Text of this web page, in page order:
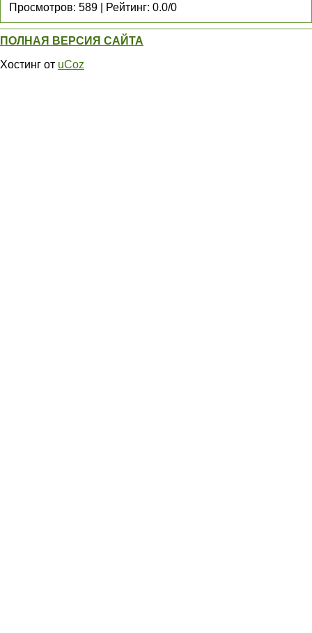
Просмотров: 589 Рейтинг: 0.0/0
ПОЛНАЯ ВЕРСИЯ САЙТА
Хостинг от uCoz